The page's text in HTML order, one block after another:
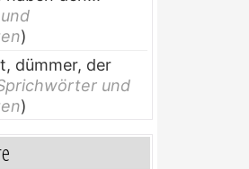
)
dümmer, der
und
)